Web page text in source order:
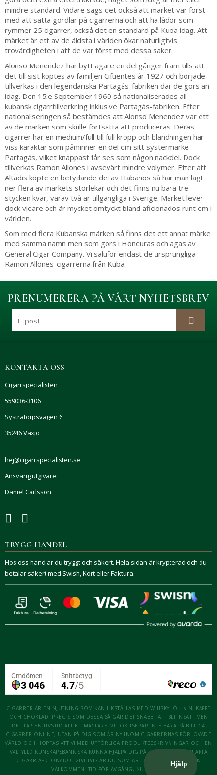
mindre standard. Vidare sägs det också att märket var först
med att sätta gördlar på cigarrerna och att ha lådor som
rymmer 25 cigarrer, också det en standard på Kuba idag. Att
märket är ett av de äldsta i världen ökar naturligtvis
trovärdigheten i att de var först med dessa saker.
Alonso Menendez har bytt ägare en del gånger fram tills att
det till sist köptes av familjen Cifuentes år 1927 och började
tillverkas i den legendariska Partagás-fabriken där de görs än
idag. Den 15:e September 1960 så nationaliserades all
kubansk cigarrtillverkning inklusive Partagás-fabriken. Efter
nationaliseringen så bestämdes att Alonso Menendez var ett
av de märken som skulle fortsätta att produceras. Deras
cigarrer har en medium/full till full kropp och blandningen har
viss karaktär som påminner en del om sitt systermärke
Partagás, vilket knappast får ses som någon nackdel. Dock
tillverkas Ramon Allones i avsevärt mindre volymer. Efter att
Altadis köpte en betydande del av Habanos så har man lagt
ner flera av märkets storlekar och det finns nu bara tre
stycken kvar, varav två är tillgängliga i Sverige. Märket lever
dock vidare och är mycket omtyckt bland aficionados runt om i
världen.
Som med flera Kubanska märken så finns det ett annat märke
med samma namn men som görs i Honduras och ägas av
General Cigar Company. Vi saluför endast de ursprungliga
Ramon Allones-cigarrerna från Kuba.
PRENUMERERA PÅ VÅRT NYHETSBREV
KONTAKTA OSS
Cigarrspecialisten
559036-3106
Systratorpsvägen 6
35246 Växjö
hej@cigarrspecialisten.se
Ansvarig utgivare:
Daniel Carlsson
TRYGG HANDEL
Hos oss handlar du tryggt och säkert. Hela sidan är krypterad och du
betalar säkert med Swish, Kort eller Faktura.
CIGARRER ÄR EN NJUTNING SOM KAN LIKSTÄLLAS MED WHISKY, ÖL, VIN, KAFFE
OCH CHOKLAD. PRECIS SOM DESSA SÅ GÅR DET SNABBT ATT BLI INSATT MEN
DET TAR EN LIVSTID ATT BLI MÄSTARE. VI FOKUSERAR INTE BARA PÅ BILLIGA
CIGARRER ONLINE, UTAN PÅ DIG SOM ÄR NY INOM CIGARRERNAS FÖRLOVADE
VÄRLD OCH HOPPAS ATT VI MED UTFÖRLIGA PRODUKTBESKRIVNINGAR OCH EN
VÄLFYLLD KUNSKAPSBANK SKA KUNNA HJÄLPA DIG PÅ RESAN ATT BLI EN ÄKTA
CIGARR AFICIONADO. GIVETVIS ÄR DU SOM ÄR EXPERT OCKSÅ MER ÄN
VÄLKOMMEN. TID FÖR AVGÅNG, NU KÖR VI!